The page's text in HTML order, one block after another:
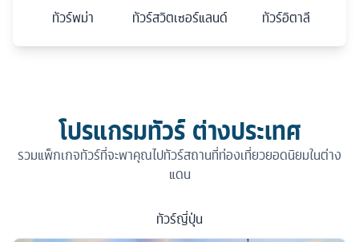
ทัวร์พม่า ทัวร์สวิตเซอร์แลนด์ ทัวร์อิตาลี
โปรแกรมทัวร์ ต่างประเทศ
รวมแพ็กเกจทัวร์ที่จะพาคุณไปทัวร์สถานที่ท่องเที่ยวยอดนิยมในต่าง
แดน
ทัวร์ญี่ปุ่น